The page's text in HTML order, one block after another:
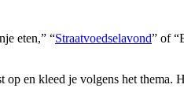
eten,” “Straatvoedselavond” of
en kleed je volgens het thema.